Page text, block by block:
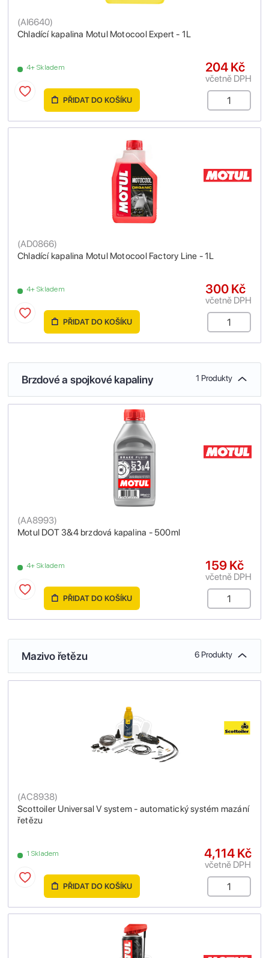
Chladící kapalina Motul Motocool Expert - 1L
(AI6640)
4+ Skladem 204 Kč
včetně DPH
PŘIDAT DO KOŠÍKU
Chladící kapalina Motul Motocool Factory Line - 1L
(AD0866)
4+ Skladem 300 Kč
včetně DPH
PŘIDAT DO KOŠÍKU
Brzdové a spojkové kapaliny 1 Produkty
Motul DOT 3&4 brzdová kapalina - 500ml
(AA8993)
4+ Skladem 159 Kč
včetně DPH
PŘIDAT DO KOŠÍKU
Mazivo řetězu 6 Produkty
Scottoiler Universal V system - automatický systém mazání
řetězu
(AC8938)
1 Skladem 4,114 Kč
včetně DPH
PŘIDAT DO KOŠÍKU